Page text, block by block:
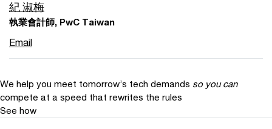
紀 淑梅
執業會計師, PwC Taiwan
Email
We help you meet tomorrow’s tech demands so you can
compete at a speed that rewrites the rules
See how